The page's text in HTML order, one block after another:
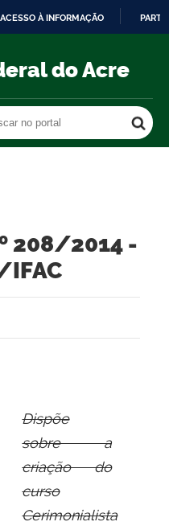
ACESSO À INFORMAÇÃO
do Acre
Buscar no portal
208/2014 -
IFAC
Dispõe
sobre a
criação do
curso
Cerimonialista